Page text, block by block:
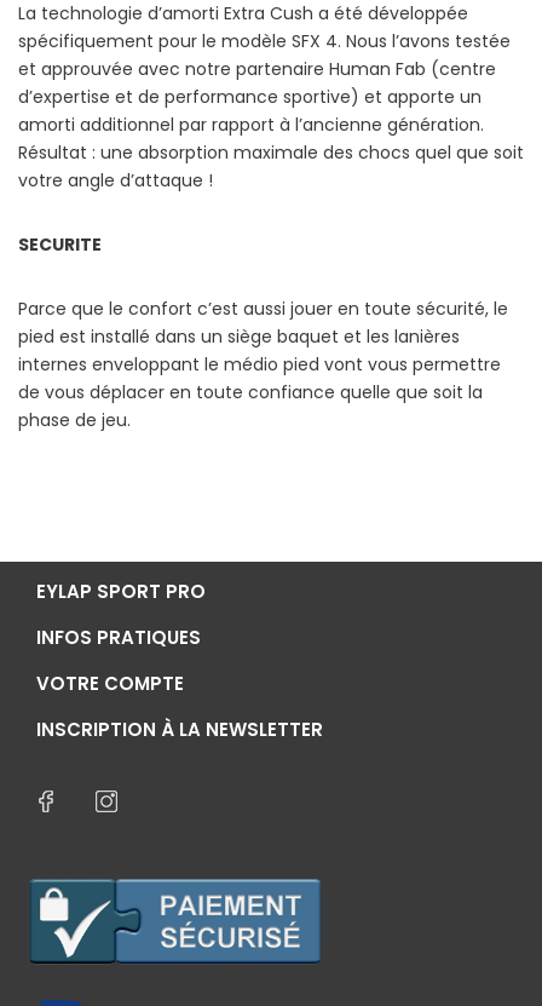
La technologie d’amorti Extra Cush a été développée
spécifiquement pour le modèle SFX 4. Nous l’avons testée
et approuvée avec notre partenaire Human Fab (centre
d’expertise et de performance sportive) et apporte un
amorti additionnel par rapport à l’ancienne génération.
Résultat : une absorption maximale des chocs quel que soit
votre angle d’attaque !
SECURITE
Parce que le confort c’est aussi jouer en toute sécurité, le
pied est installé dans un siège baquet et les lanières
internes enveloppant le médio pied vont vous permettre
de vous déplacer en toute confiance quelle que soit la
phase de jeu.
EYLAP SPORT PRO
INFOS PRATIQUES
VOTRE COMPTE
INSCRIPTION À LA NEWSLETTER